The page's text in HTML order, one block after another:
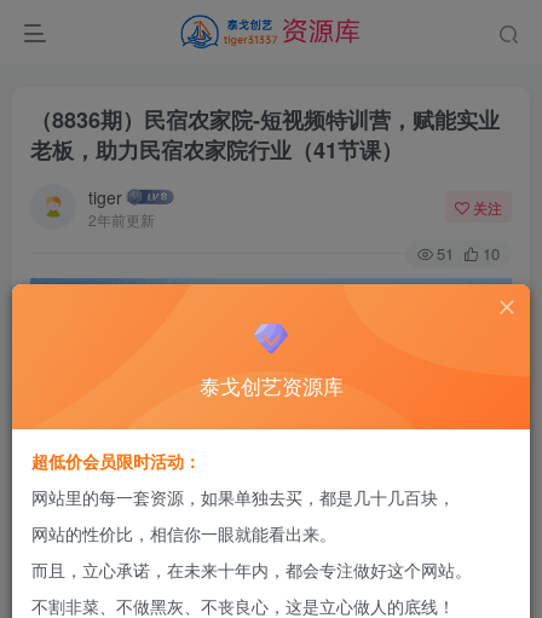
（8836期）民宿农家院-短视频特训营，赋能实业
老板，助力民宿农家院行业（41节课）
tiger
2年前更新
关注
51 10
泰戈创艺资源库
超低价会员限时活动：
网站里的每一套资源，如果单独去买，都是几十几百块，
网站的性价比，相信你一眼就能看出来。
而且，立心承诺，在未来十年内，都会专注做好这个网站。
不割非菜、不做黑灰、不丧良心，这是立心做人的底线！